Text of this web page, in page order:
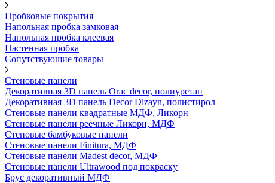
Пробковые покрытия
Напольная пробка замковая
Напольная пробка клеевая
Настенная пробка
Сопутствующие товары
Стеновые панели
Декоративная 3D панель Orac decor, полиуретан
Декоративная 3D панель Decor Dizayn, полистирол
Стеновые панели квадратные МДФ, Ликорн
Стеновые панели реечные Ликорн, МДФ
Стеновые бамбуковые панели
Стеновые панели Finitura, МДФ
Стеновые панели Madest decor, МДФ
Стеновые панели Ultrawood под покраску
Брус декоративный МДФ